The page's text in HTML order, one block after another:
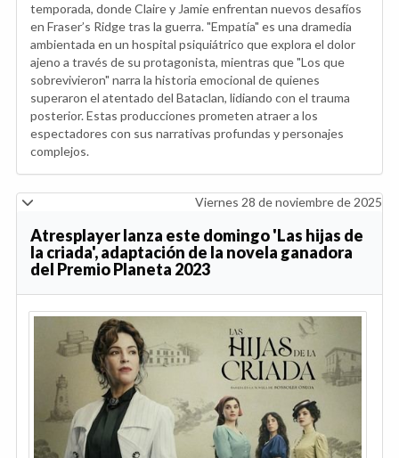
temporada, donde Claire y Jamie enfrentan nuevos desafíos
en Fraser’s Ridge tras la guerra. "Empatía" es una dramedia
ambientada en un hospital psiquiátrico que explora el dolor
ajeno a través de su protagonista, mientras que "Los que
sobrevivieron" narra la historia emocional de quienes
superaron el atentado del Bataclan, lidiando con el trauma
posterior. Estas producciones prometen atraer a los
espectadores con sus narrativas profundas y personajes
complejos.
Viernes 28 de noviembre de 2025
Atresplayer lanza este domingo 'Las hijas de
la criada', adaptación de la novela ganadora
del Premio Planeta 2023